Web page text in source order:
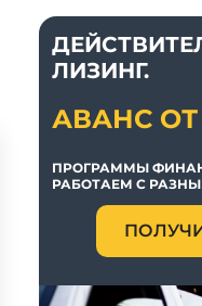
ЛИЗИНГ.
АВАНС ОТ
ПРОГРАММЫ
РАБОТАЕМ С